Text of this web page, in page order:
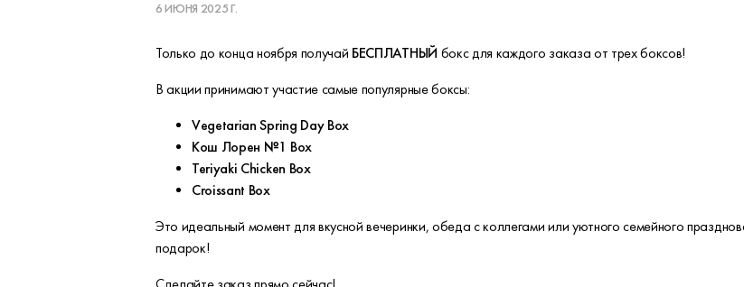
6 ИЮНЯ 2025 Г.
Только до конца ноября получай БЕСПЛАТНЫЙ бокс для каждого заказа от трех боксов!
В акции принимают участие самые популярные боксы:
Vegetarian Spring Day Box
Кош Лорен №1 Box
Teriyaki Chicken Box
Croissant Box
Это идеальный момент для вкусной вечеринки, обеда с коллегами или уютного семейного
подарок!